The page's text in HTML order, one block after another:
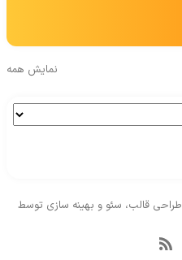
نمایش همه
طراحی قالب، سئو و بهینه سازی توسط